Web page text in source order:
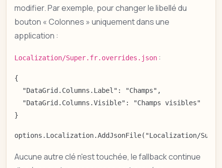
modifier. Par exemple, pour changer le libellé du
bouton « Colonnes » uniquement dans une
application :
Localization/Super.fr.overrides.json :
{
  "DataGrid.Columns.Label": "Champs",
  "DataGrid.Columns.Visible": "Champs visibles"
}
options.Localization.AddJsonFile("Localization/
Aucune autre clé n'est touchée, le fallback continue